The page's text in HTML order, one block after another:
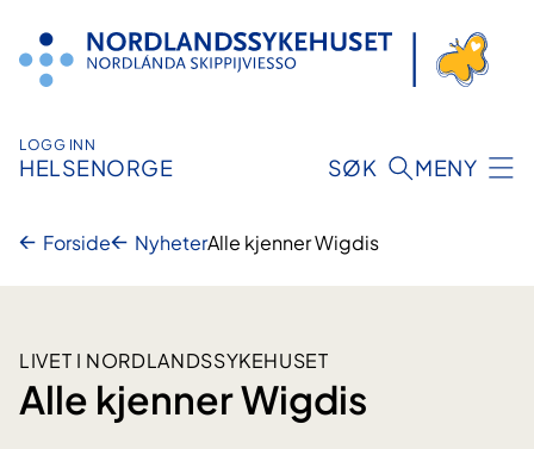
innhold
LOGG INN
HELSENORGE SØK MENY
Forside NyheterAlle kjenner Wigdis
LIVET I NORDLANDSSYKEHUSET
Alle kjenner Wigdis